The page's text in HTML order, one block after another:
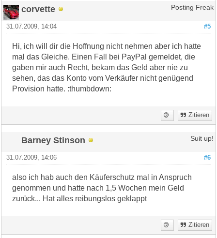
corvette Posting Freak
#5
31.07.2009, 14:04
Hi, ich will dir die Hoffnung nicht nehmen aber ich hatte
mal das Gleiche. Einen Fall bei PayPal gemeldet, die
gaben mir auch Recht, bekam das Geld aber nie zu
sehen, das das Konto vom Verkäufer nicht genügend
Provision hatte. :thumbdown:
Zitieren
Barney Stinson Suit up!
#6
31.07.2009, 14:06
also ich hab auch den Käuferschutz mal in Anspruch
genommen und hatte nach 1,5 Wochen mein Geld
zurück... Hat alles reibungslos geklappt
Zitieren